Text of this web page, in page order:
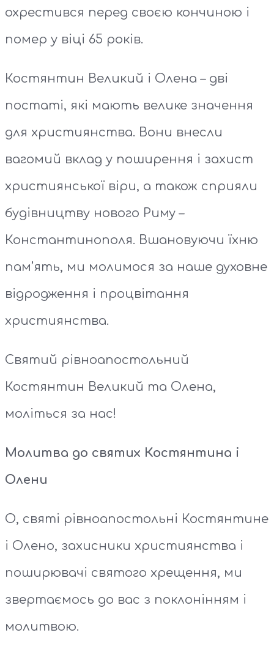
охрестився перед своєю кончиною і
помер у віці 65 років.
Костянтин Великий і Олена – дві
постаті, які мають велике значення
для християнства. Вони внесли
вагомий вклад у поширення і захист
християнської віри, а також сприяли
будівництву нового Риму –
Константинополя. Вшановуючи їхню
пам’ять, ми молимося за наше духовне
відродження і процвітання
християнства.
Святий рівноапостольний
Костянтин Великий та Олена,
моліться за нас!
Молитва до святих Костянтина і
Олени
О, святі рівноапостольні Костянтине
і Олено, захисники християнства і
поширювачі святого хрещення, ми
звертаємось до вас з поклонінням і
молитвою.